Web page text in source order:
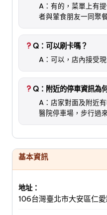
A：有的，菜單上有
者與葷食朋友一同聚
Q：可以刷卡嗎？
A：可以，店內接受
Q：附近的停車資訊為
A：店家對面及附近
醫院停車場，步行過
基本資訊
地址：
106台灣臺北市大安區仁